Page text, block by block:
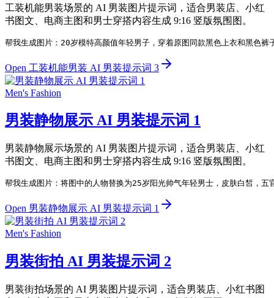
工装机能男装场景的 AI 男装图片提示词，适合男装店、小红
书图文、电商主图和男士穿搭内容生成 9:16 竖版氛围图。
帮我生成图片：20岁模特高颜值年轻男子，穿着原图同款黑色上衣和黑色
Open 工装机能男装 AI 男装提示词 3
Men's Fashion
男装静物展示 AI 男装提示词 1
男装静物展示场景的 AI 男装图片提示词，适合男装店、小红
书图文、电商主图和男士穿搭内容生成 9:16 竖版氛围图。
帮我生成图片：将图中的人物替换为25岁阳光帅气年轻男士，皮肤白皙，
Open 男装静物展示 AI 男装提示词 1
Men's Fashion
男装街拍 AI 男装提示词 2
男装街拍场景的 AI 男装图片提示词，适合男装店、小红书图